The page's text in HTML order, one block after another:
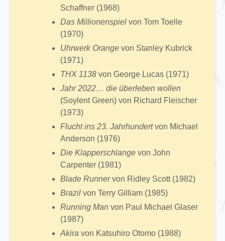
Schaffner (1968)
Das Millionenspiel von Tom Toelle
(1970)
Uhrwerk Orange von Stanley Kubrick
(1971)
THX 1138 von George Lucas (1971)
Jahr 2022… die überleben wollen
(Soylent Green) von Richard Fleischer
(1973)
Flucht ins 23. Jahrhundertvon Michael
Anderson (1976)
Die Klapperschlange von John
Carpenter (1981)
Blade Runnervon Ridley Scott (1982)
Brazil von Terry Gilliam (1985)
Running Man von Paul Michael Glaser
(1987)
Akira von Katsuhiro Otomo (1988)